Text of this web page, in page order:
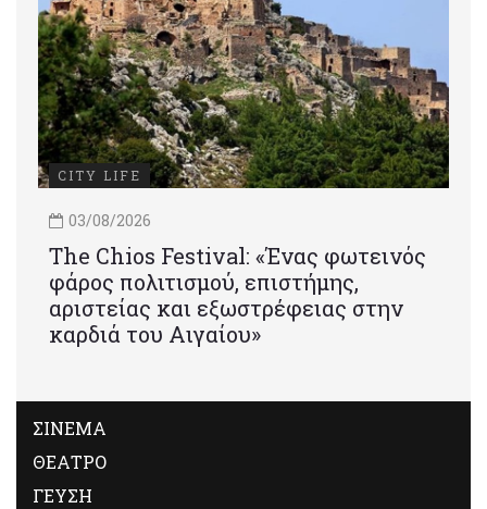
CITY LIFE
03/08/2026
Τhe Chios Festival: «Ένας φωτεινός
φάρος πολιτισμού, επιστήμης,
αριστείας και εξωστρέφειας στην
καρδιά του Αιγαίου»
ΣΙΝΕΜΑ
ΘΕΑΤΡΟ
ΓΕΥΣΗ